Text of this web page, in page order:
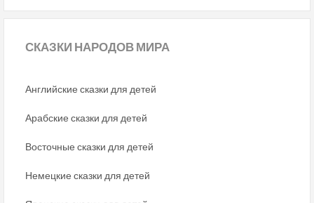
СКАЗКИ НАРОДОВ МИРА
Английские сказки для детей
Арабские сказки для детей
Восточные сказки для детей
Немецкие сказки для детей